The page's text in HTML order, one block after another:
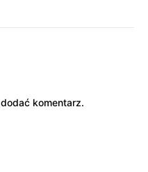
komentarz.